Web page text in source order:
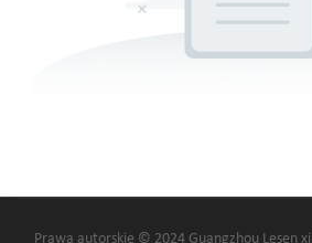
Prawa autorskie © 2024 Guangzhou Lesen